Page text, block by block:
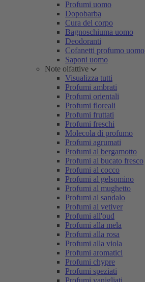
Profumi uomo
Dopobarba
Cura del corpo
Bagnoschiuma uomo
Deodoranti
Cofanetti profumo uomo
Saponi uomo
Note olfattive
Visualizza tutti
Profumi ambrati
Profumi orientali
Profumi floreali
Profumi fruttati
Profumi freschi
Molecola di profumo
Profumi agrumati
Profumi al bergamotto
Profumi al bucato fresco
Profumi al cocco
Profumi al gelsomino
Profumi al mughetto
Profumi al sandalo
Profumi al vetiver
Profumi all'oud
Profumi alla mela
Profumi alla rosa
Profumi alla viola
Profumi aromatici
Profumi chypre
Profumi speziati
Profumi vanigliati